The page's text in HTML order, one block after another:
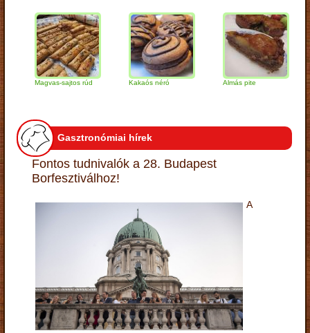
Magvas-sajtos rúd Kakaós néró Almás pite
Gasztronómiai hírek
Fontos tudnivalók a 28. Budapest
Borfesztiválhoz!
A